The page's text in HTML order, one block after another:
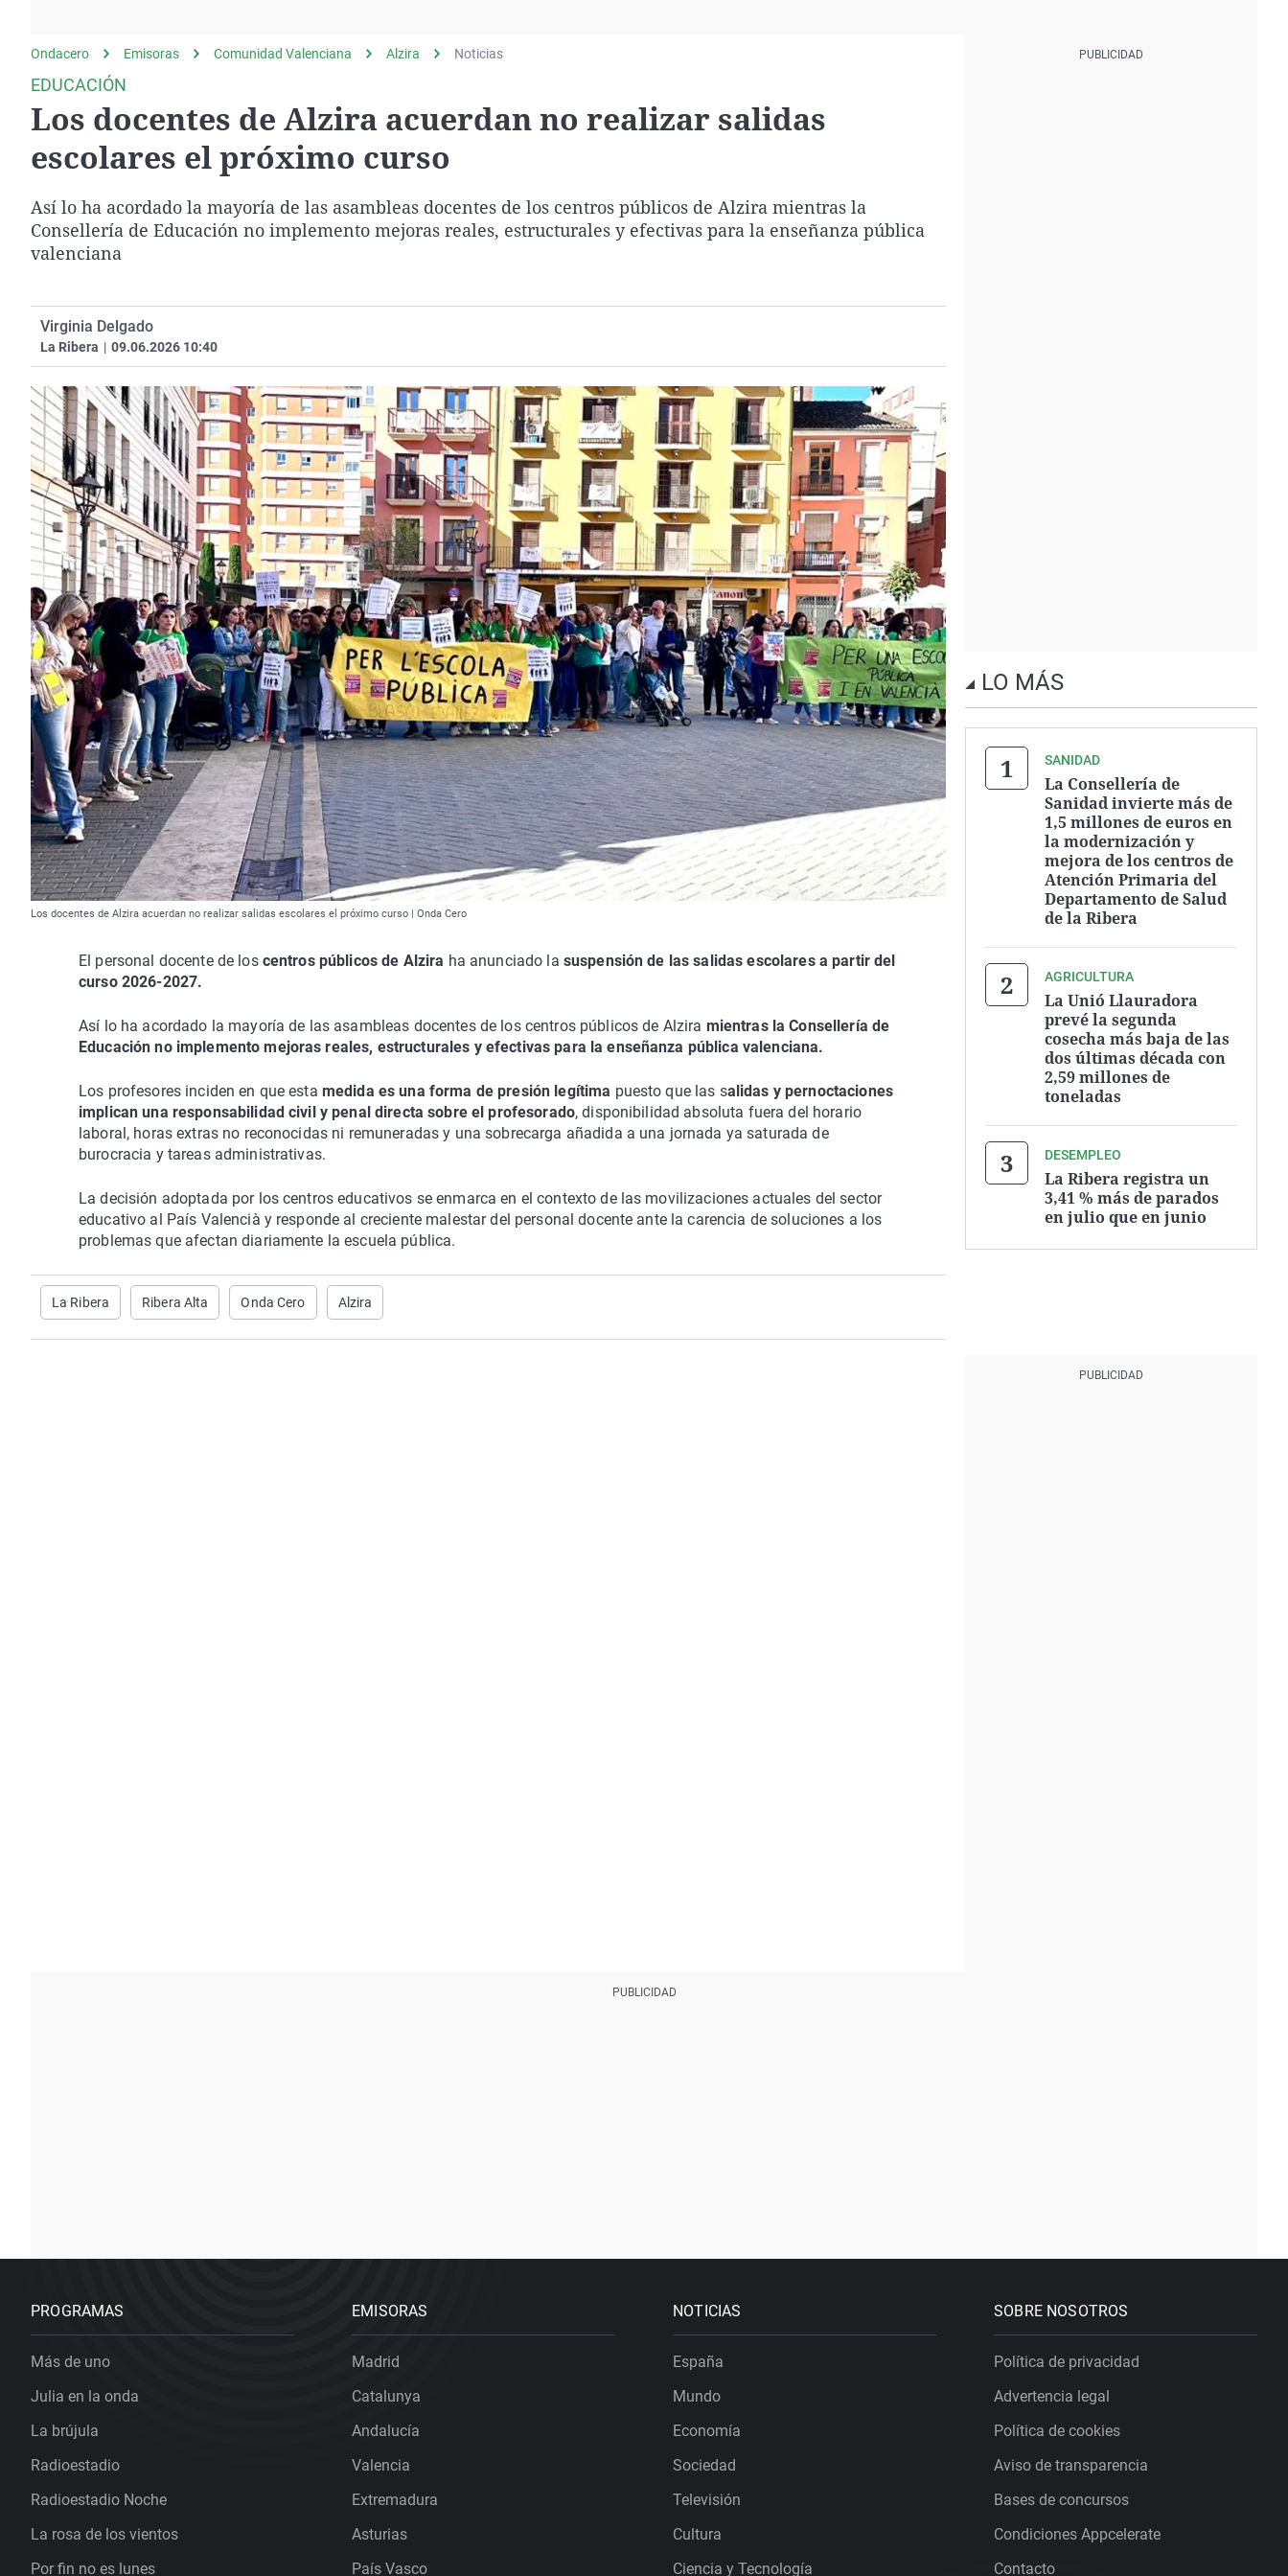
Operación Viuda
Negra
Navarra
Ondacero Emisoras Comunidad Valenciana Alzira Noticias
EDUCACIÓN
Los docentes de Alzira acuerdan no realizar salidas
escolares el próximo curso
Así lo ha acordado la mayoría de las asambleas docentes de los centros públicos de Alzira mientras la
Consellería de Educación no implemento mejoras reales, estructurales y efectivas para la enseñanza pública
valenciana
Virginia Delgado
La Ribera | 09.06.2026 10:40
Los docentes de Alzira acuerdan no realizar salidas escolares el próximo curso | Onda Cero
El personal docente de los centros públicos de Alzira ha anunciado la suspensión de las salidas escolares a partir del
curso 2026-2027.
Así lo ha acordado la mayoría de las asambleas docentes de los centros públicos de Alzira mientras la Consellería de
Educación no implemento mejoras reales, estructurales y efectivas para la enseñanza pública valenciana.
Los profesores inciden en que esta medida es una forma de presión legítima puesto que las salidas y pernoctaciones
implican una responsabilidad civil y penal directa sobre el profesorado, disponibilidad absoluta fuera del horario
laboral, horas extras no reconocidas ni remuneradas y una sobrecarga añadida a una jornada ya saturada de
burocracia y tareas administrativas.
La decisión adoptada por los centros educativos se enmarca en el contexto de las movilizaciones actuales del sector
educativo al País Valencià y responde al creciente malestar del personal docente ante la carencia de soluciones a los
problemas que afectan diariamente la escuela pública.
La Ribera Ribera Alta Onda Cero Alzira
LO MÁS
SANIDAD
La Consellería de
Sanidad invierte más de
1,5 millones de euros en
la modernización y
mejora de los centros de
Atención Primaria del
Departamento de Salud
de la Ribera
AGRICULTURA
La Unió Llauradora
prevé la segunda
cosecha más baja de las
dos últimas década con
2,59 millones de
toneladas
DESEMPLEO
La Ribera registra un
3,41 % más de parados
en julio que en junio
PROGRAMAS
Más de uno
Julia en la onda
La brújula
Radioestadio
Radioestadio Noche
La rosa de los vientos
Por fin no es lunes
EMISORAS
Madrid
Catalunya
Andalucía
Valencia
Extremadura
Asturias
País Vasco
NOTICIAS
España
Mundo
Economía
Sociedad
Televisión
Cultura
Ciencia y Tecnología
SOBRE NOSOTROS
Política de privacidad
Advertencia legal
Política de cookies
Aviso de transparencia
Bases de concursos
Condiciones Appcelerate
Contacto